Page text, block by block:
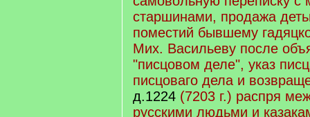
старшинами, продажа
поместий бывшему
Мих. Васильеву после
"писцовом деле", указ
писцоваго дела и
д.1224 (7203 г.) распря
русскими людьми и